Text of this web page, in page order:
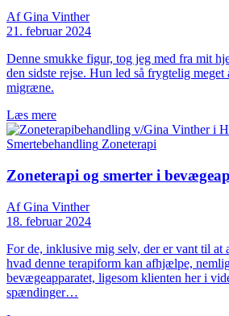
Af Gina Vinther
21. februar 2024
Denne smukke figur, tog jeg med fra mit
den sidste rejse. Hun led så frygtelig
migræne.
Læs mere
Smertebehandling Zoneterapi
Zoneterapi og smerter i
Af Gina Vinther
18. februar 2024
For de, inklusive mig selv, der er vant til at
hvad denne terapiform kan afhjælpe,
bevægeapparatet, ligesom klienten her i
spændinger…